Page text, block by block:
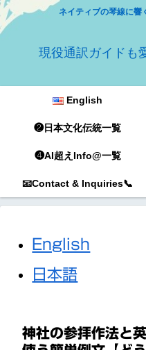
ネイティブの琴線に
現役通訳ガイドも
English
❷日本文化伝統一覧
❹AI超えInfo@一覧
📧Contact & Inquiries📞
English
日本語
神社の参拝作法と